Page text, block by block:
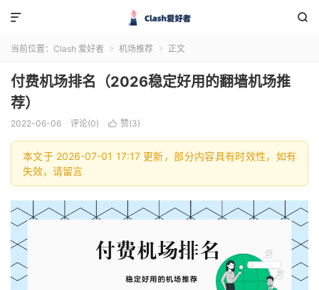


当前位置： Clash 爱好者  机场推荐  正文
付费机场排名（2026稳定好用的翻墙机场推
荐）
2022-06-06 评论(0)  赞(3)
本文于 2026-07-01 17:17 更新，部分内容具有时效性，如有
失效，请留言